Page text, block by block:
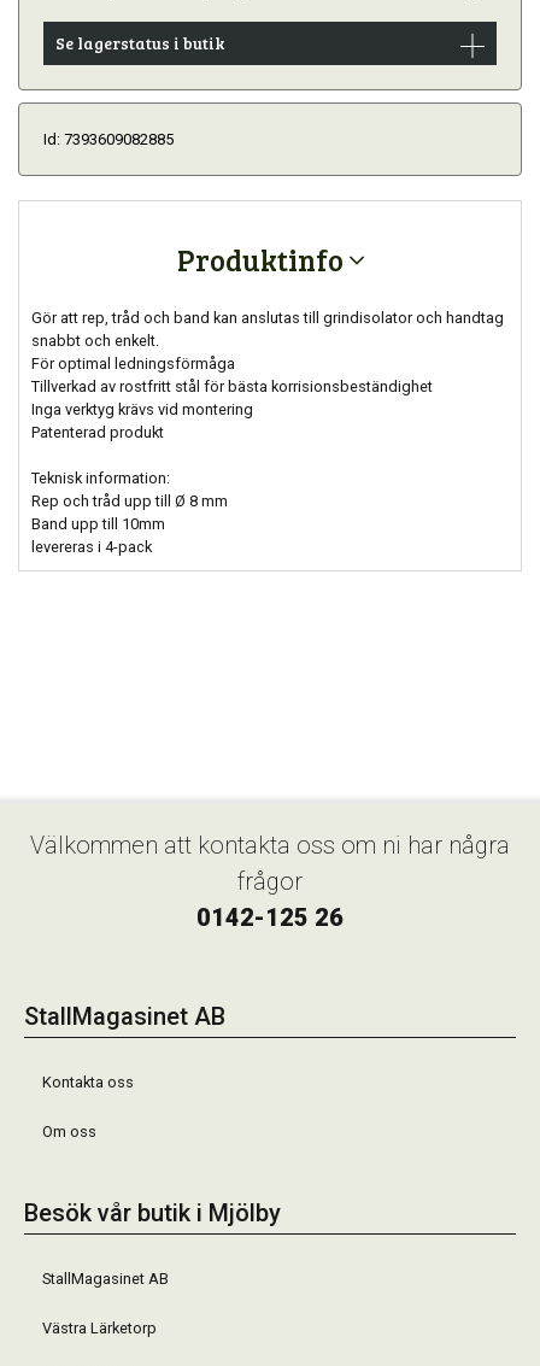
Se lagerstatus i butik
Id: 7393609082885
Produktinfo
Gör att rep, tråd och band kan anslutas till grindisolator och handtag
snabbt och enkelt.
För optimal ledningsförmåga
Tillverkad av rostfritt stål för bästa korrisionsbeständighet
Inga verktyg krävs vid montering
Patenterad produkt
Teknisk information:
Rep och tråd upp till Ø 8 mm
Band upp till 10mm
levereras i 4-pack
Välkommen att kontakta oss om ni har några
frågor
0142-125 26
StallMagasinet AB
Kontakta oss
Om oss
Besök vår butik i Mjölby
StallMagasinet AB
Västra Lärketorp